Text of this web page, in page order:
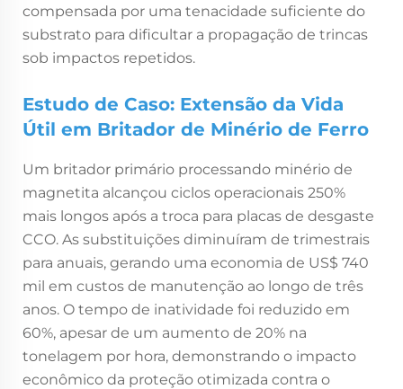
compensada por uma tenacidade suficiente do
substrato para dificultar a propagação de trincas
sob impactos repetidos.
Estudo de Caso: Extensão da Vida
Útil em Britador de Minério de Ferro
Um britador primário processando minério de
magnetita alcançou ciclos operacionais 250%
mais longos após a troca para placas de desgaste
CCO. As substituições diminuíram de trimestrais
para anuais, gerando uma economia de US$ 740
mil em custos de manutenção ao longo de três
anos. O tempo de inatividade foi reduzido em
60%, apesar de um aumento de 20% na
tonelagem por hora, demonstrando o impacto
econômico da proteção otimizada contra o